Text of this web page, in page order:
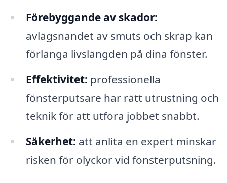
Förebyggande av skador:
avlägsnandet av smuts och skräp kan
förlänga livslängden på dina fönster.
Effektivitet: professionella
fönsterputsare har rätt utrustning och
teknik för att utföra jobbet snabbt.
Säkerhet: att anlita en expert minskar
risken för olyckor vid fönsterputsning.